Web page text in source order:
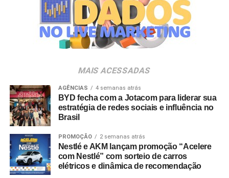
visão em prática, ampliando sua atuação em brand
experience, trade marketing, tecnologia, conteúdo e
inteligência de dados para gerar impacto real no
negócio. A celebração acompanha também o
“Construímos nossa trajetória com a crença de que
nenhuma experiência vale a pena sem conteúdo e
nenhum conteúdo é relevante sem gerar impacto real no
mundo físico ou digital. Durante esta década, nunca
deixamos de nos reinventar e entendemos que
experiência de marca é um motor de crescimento direto.
É essa evolução que traduzimos hoje como Business
MAIS ACESSADAS
AGÊNCIAS 4 semanas atrás
BYD fecha com a Jotacom para liderar sua
estratégia de redes sociais e influência no
Brasil
PROMOÇÃO 2 semanas atrás
Nestlé e AKM lançam promoção “Acelere
com Nestlé” com sorteio de carros
elétricos e dinâmica de recomendação